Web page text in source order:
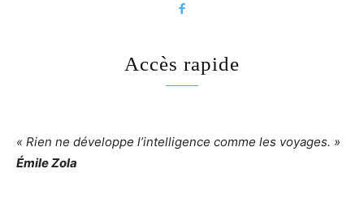
Accès rapide
« Rien ne développe l’intelligence comme les voyages. »
Émile Zola